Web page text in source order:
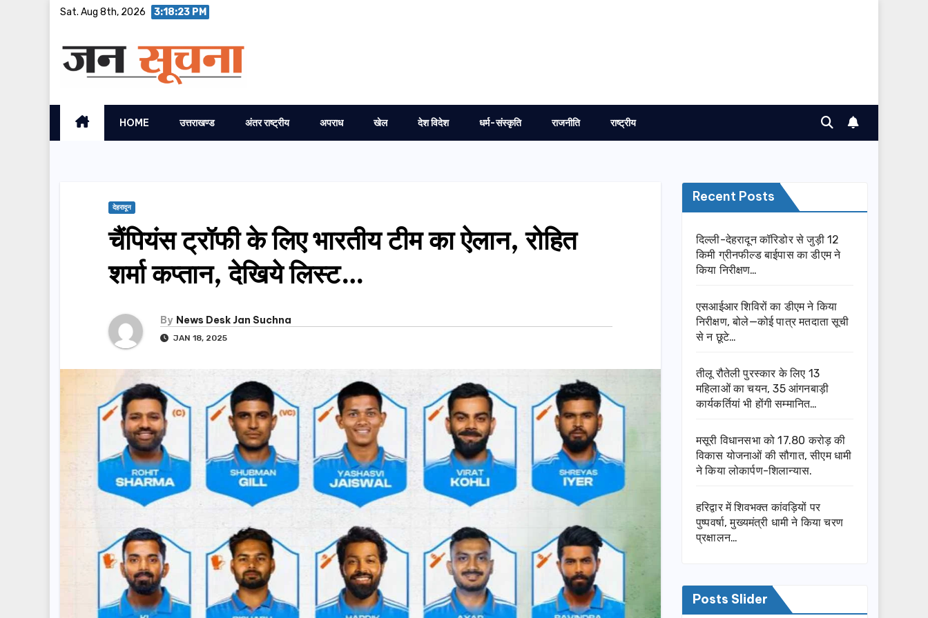
Sat. Aug 8th, 2026 3:18:24 PM
HOME उत्तराखण्ड अंतर राष्ट्रीय अपराध खेल देश विदेश धर्म-संस्कृति राजनीति राष्ट्रीय
देहरादून
चैंपियंस ट्रॉफी के लिए भारतीय टीम का ऐलान, रोहित
शर्मा कप्तान, देखिये लिस्ट…
By News Desk Jan Suchna
JAN 18, 2025
Recent Posts
दिल्ली-देहरादून कॉरिडोर से जुड़ी 12
किमी ग्रीनफील्ड बाईपास का डीएम ने
किया निरीक्षण…
एसआईआर शिविरों का डीएम ने किया
निरीक्षण, बोले—कोई पात्र मतदाता सूची
से न छूटे…
तीलू रौतेली पुरस्कार के लिए 13
महिलाओं का चयन, 35 आंगनबाड़ी
कार्यकर्तियां भी होंगी सम्मानित…
मसूरी विधानसभा को 17.80 करोड़ की
विकास योजनाओं की सौगात, सीएम धामी
ने किया लोकार्पण-शिलान्यास.
हरिद्वार में शिवभक्त कांवड़ियों पर
पुष्पवर्षा, मुख्यमंत्री धामी ने किया चरण
प्रक्षालन…
Posts Slider